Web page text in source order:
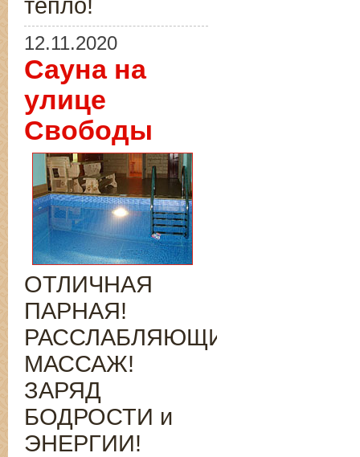
тепло!
12.11.2020
Сауна на
улице
Свободы
ОТЛИЧНАЯ
ПАРНАЯ!
РАССЛАБЛЯЮЩИЙ
МАССАЖ!
ЗАРЯД
БОДРОСТИ и
ЭНЕРГИИ!